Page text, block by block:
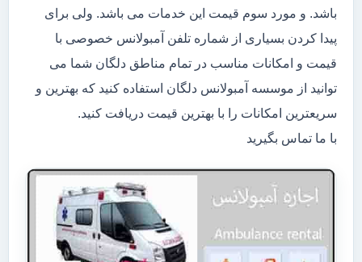
باشد. و مورد سوم قیمت این خدمات می باشد. ولی برای
پیدا کردن بسیاری از شماره تلفن آمبولانس خصوصی با
قیمت و امکانات مناسب در تمام مناطق دلگان شما می
توانید از موسسه آمبولانس دلگان استفاده کنید که بهترین و
سریعترین امکانات را با بهترین قیمت دریافت کنید.
با ما تماس بگیرید